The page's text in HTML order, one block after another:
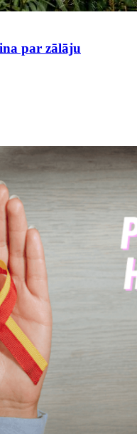
par zālāju